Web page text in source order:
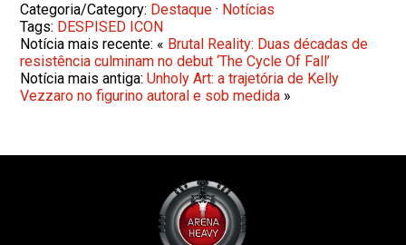
Categoria/Category: Destaque · Notícias
Tags: DESPISED ICON
Notícia mais recente: « Brutal Reality: Duas décadas de
resistência culminam no debut ‘The Cycle Of Fall’
Notícia mais antiga:Unholy Art: a trajetória de Kelly
Vezzaro no figurino autoral e sob medida »